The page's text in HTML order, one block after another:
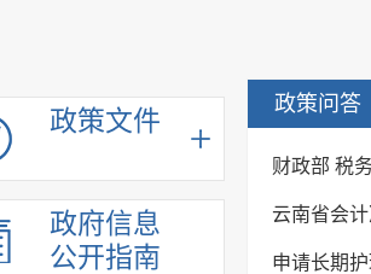
政策文件
政府信息
公开指南
政策问答
财政部 税
云南省会
申请长期